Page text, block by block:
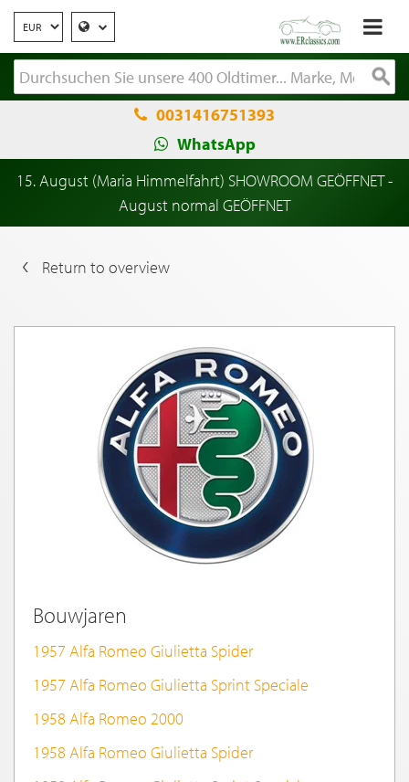
0031416751393
WhatsApp
15. August (Maria Himmelfahrt) SHOWROOM GEÖFFNET -
August normal GEÖFFNET
Return to overview
Bouwjaren
1957 Alfa Romeo Giulietta Spider
1957 Alfa Romeo Giulietta Sprint Speciale
1958 Alfa Romeo 2000
1958 Alfa Romeo Giulietta Spider